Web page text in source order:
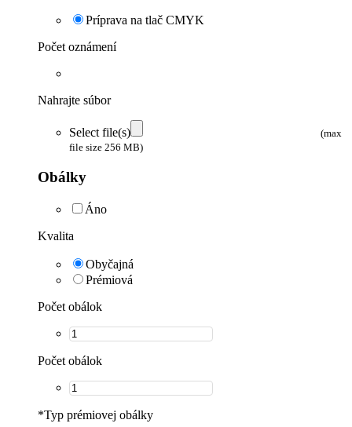
Príprava na tlač CMYK
Počet oznámení
Nahrajte súbor
Select file(s)
(max
file size 256 MB)
Obálky
Áno
Kvalita
Obyčajná
Prémiová
Počet obálok
Počet obálok
*Typ prémiovej obálky